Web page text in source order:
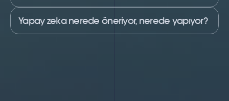
Yapay zeka nerede öneriyor, nerede yapıyor?